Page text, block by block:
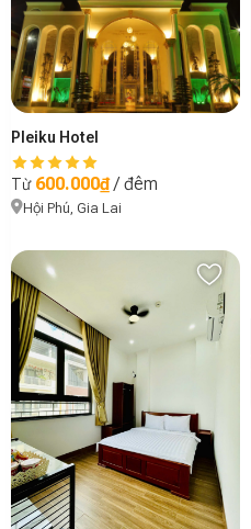
Pleiku Hotel
Từ 600.000₫/ đêm
Hội Phú, Gia Lai